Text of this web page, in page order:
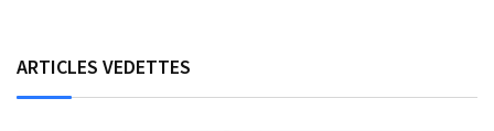
ARTICLES VEDETTES